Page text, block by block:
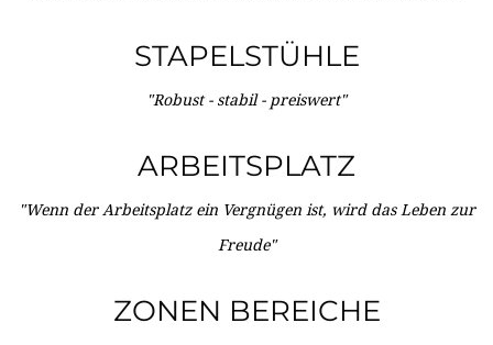
STAPELSTÜHLE
"Robust - stabil - preiswert"
ARBEITSPLATZ
"Wenn der Arbeitsplatz ein Vergnügen ist, wird das Leben zur
Freude"
ZONEN BEREICHE